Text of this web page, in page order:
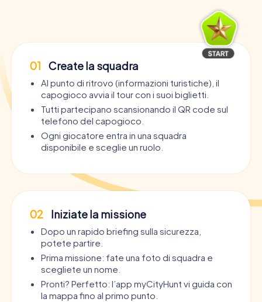
01 Create la squadra
Al punto di ritrovo (informazioni turistiche), il
capogioco avvia il tour con i suoi biglietti.
Tutti partecipano scansionando il QR code sul
telefono del capogioco.
Ogni giocatore entra in una squadra
disponibile e sceglie un ruolo.
02 Iniziate la missione
Dopo un rapido briefing sulla sicurezza,
potete partire.
Prima missione: fate una foto di squadra e
scegliete un nome.
Pronti? Perfetto: l’app myCityHunt vi guida con
la mappa fino al primo punto.